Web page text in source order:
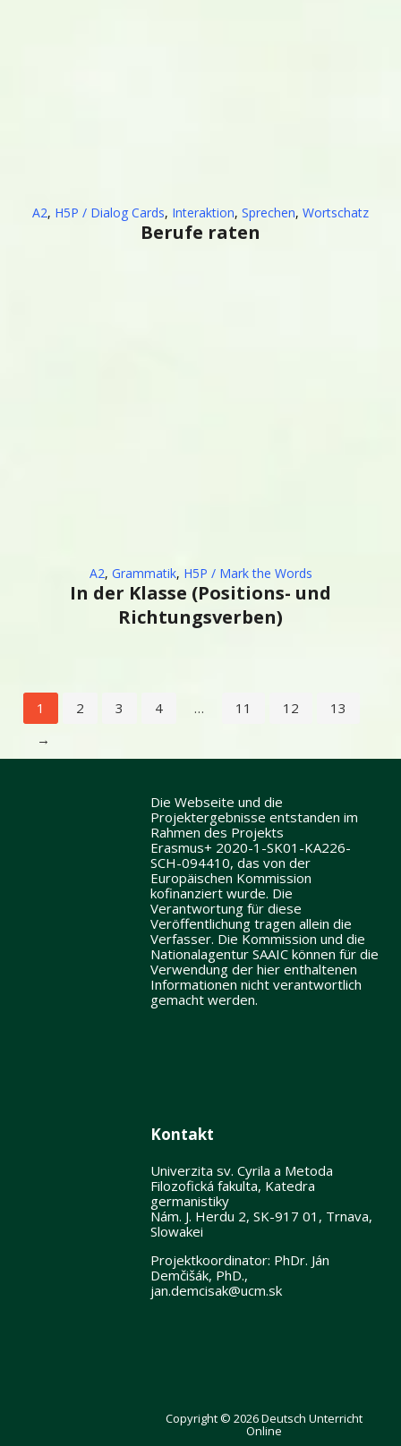
A2, H5P / Dialog Cards, Interaktion, Sprechen, Wortschatz
Berufe raten
A2, Grammatik, H5P / Mark the Words
In der Klasse (Positions- und
Richtungsverben)
1 2 3 4 … 11 12
13
→
Die Webseite und die
Projektergebnisse entstanden im
Rahmen des Projekts
Erasmus+ 2020-1-SK01-KA226-
SCH-094410, das von der
Europäischen Kommission
kofinanziert wurde. Die
Verantwortung für diese
Veröffentlichung tragen allein die
Verfasser. Die Kommission und die
Nationalagentur SAAIC können für die
Verwendung der hier enthaltenen
Informationen nicht verantwortlich
gemacht werden.
Kontakt
Univerzita sv. Cyrila a Metoda
Filozofická fakulta, Katedra
germanistiky
Nám. J. Herdu 2, SK-917 01, Trnava,
Slowakei
Projektkoordinator: PhDr. Ján
Demčišák, PhD.,
jan.demcisak@ucm.sk
Copyright © 2026 Deutsch Unterricht
Online